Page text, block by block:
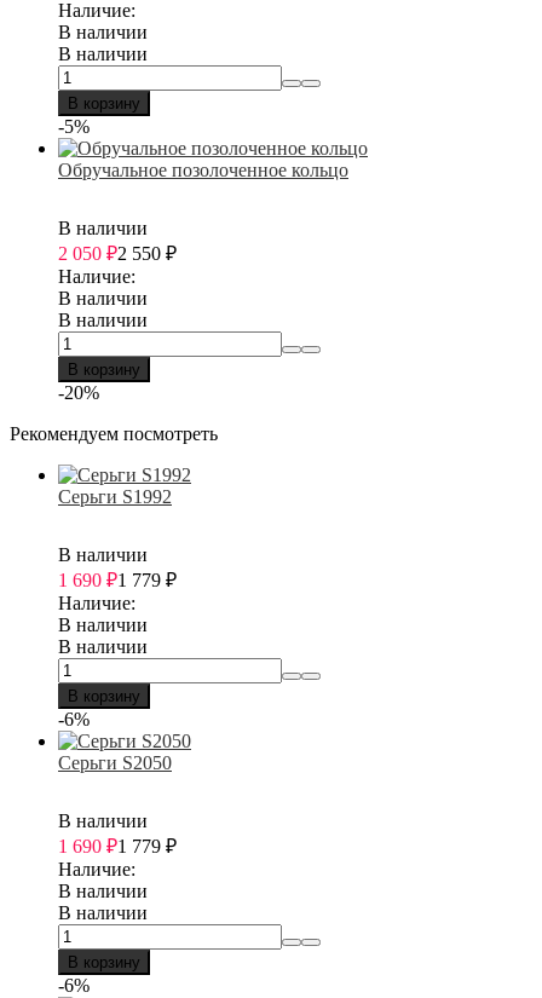
Наличие:
В наличии
В наличии
В корзину
-5%
Обручальное позолоченное кольцо
В наличии
2 050 ₽2 550 ₽
Наличие:
В наличии
В наличии
В корзину
-20%
Рекомендуем посмотреть
Серьги S1992
В наличии
1 690 ₽1 779 ₽
Наличие:
В наличии
В наличии
В корзину
-6%
Серьги S2050
В наличии
1 690 ₽1 779 ₽
Наличие:
В наличии
В наличии
В корзину
-6%